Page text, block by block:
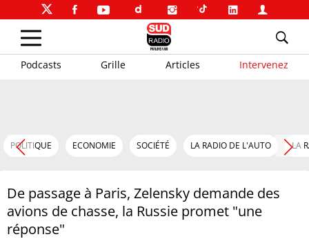
Podcasts Grille Articles Intervenez
POLITIQUE ECONOMIE SOCIÉTÉ LA RADIO DE L'AUTO LA
De passage à Paris, Zelensky demande des
avions de chasse, la Russie promet "une
réponse"